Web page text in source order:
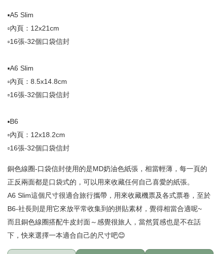
▪️A5 Slim
▫️內頁：12x21cm
▫️16張-32個口袋信封
▪️A6 Slim
▫️內頁：8.5x14.8cm
▫️16張-32個口袋信封
▪️B6
▫️內頁：12x18.2cm
▫️16張-32個口袋信封
銅色線圈-口袋信封使用的是MD奶油色紙張，相當輕薄，每一頁的
正反兩面都是口袋式的，可以用來收藏任何自己喜愛的紙張。
A6 Slim這個尺寸很適合旅行攜帶，用來收藏機票及各式票卷，至於
B6-社長則是用它來放平常收集到的拼貼素材，覺得相當合適呢~
而且銅色線圈搭配牛皮封面～感覺很旅人，當然質感也是不在話
下，快來選擇一本適合自己的尺寸吧😊